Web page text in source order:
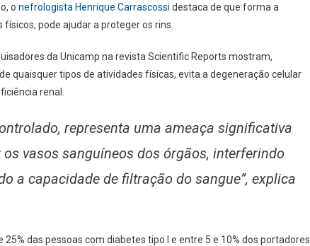
o nefrologista Henrique Carrascossi destaca de que forma a
pode ajudar a proteger os rins.
da Unicamp na revista Scientific Reports mostram,
quaisquer tipos de atividades físicas, evita a degeneração celular
renal.
representa uma ameaça significativa
vasos sanguíneos dos órgãos, interferindo
a capacidade de filtração do sangue”, explica
das pessoas com diabetes tipo I e entre 5 e 10% dos portadores